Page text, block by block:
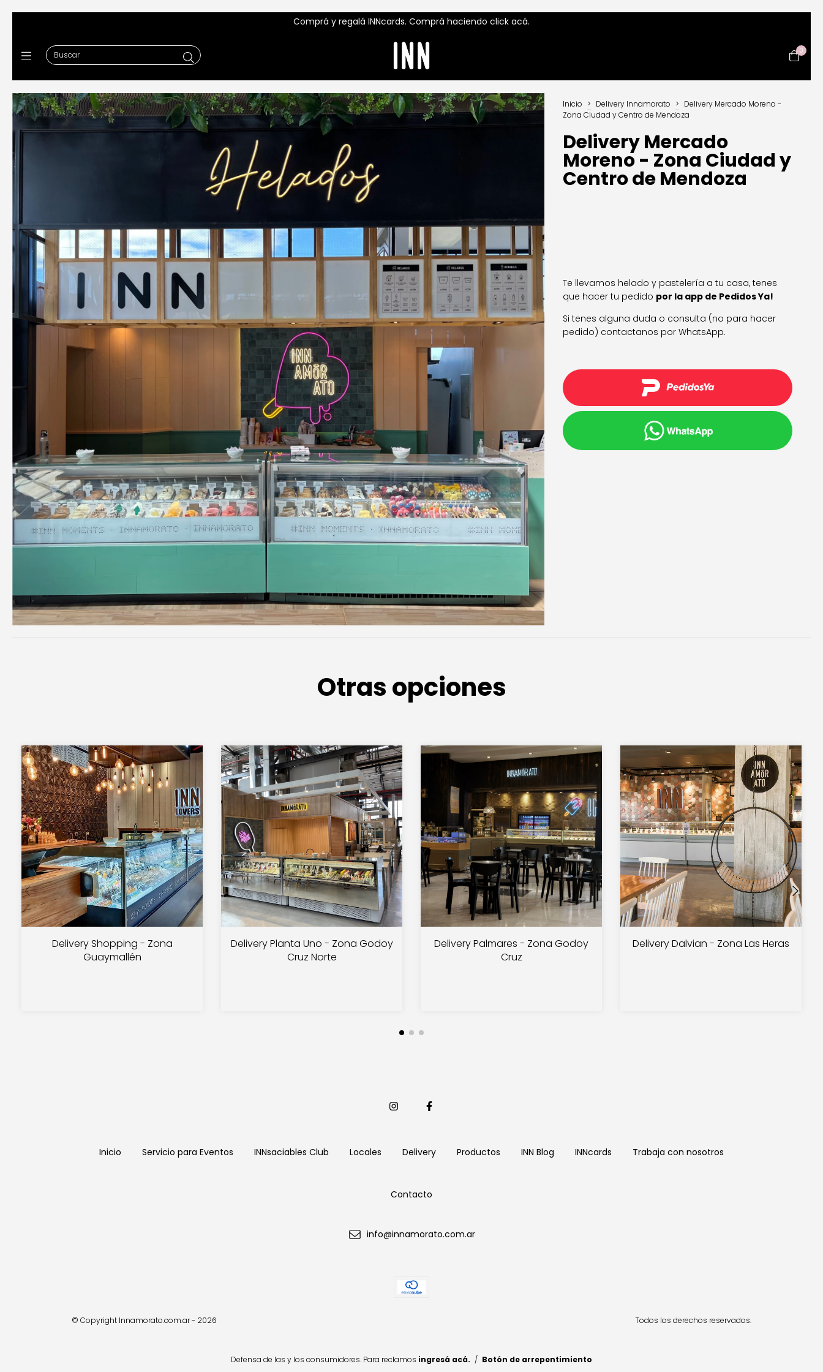
Comprá y regalá INNcards. Comprá haciendo click acá.
0
Inicio > Delivery Innamorato > Delivery Mercado Moreno -
Zona Ciudad y Centro de Mendoza
Delivery Mercado
Moreno - Zona Ciudad y
Centro de Mendoza
Te llevamos helado y pastelería a tu casa, tenes
que hacer tu pedido por la app de Pedidos Ya!
Si tenes alguna duda o consulta (no para hacer
pedido) contactanos por WhatsApp.
Otras opciones
Delivery Shopping - Zona
Guaymallén
Delivery Planta Uno - Zona Godoy
Cruz Norte
Delivery Palmares - Zona Godoy
Cruz
Delivery Dalvian - Zona Las Heras
Inicio Servicio para Eventos INNsaciables Club Locales Delivery Productos INN Blog INNcards Trabaja con nosotros
Contacto
info@innamorato.com.ar
© Copyright Innamorato.com.ar - 2026 Todos los derechos reservados.
Defensa de las y los consumidores. Para reclamos ingresá acá. / Botón de arrepentimiento